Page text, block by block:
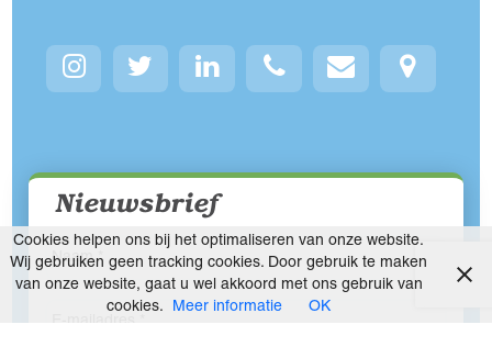
Nieuwsbrief
Cookies helpen ons bij het optimaliseren van onze website.
Wij gebruiken geen tracking cookies. Door gebruik te maken
van onze website, gaat u wel akkoord met ons gebruik van
cookies.
Meer informatie OK